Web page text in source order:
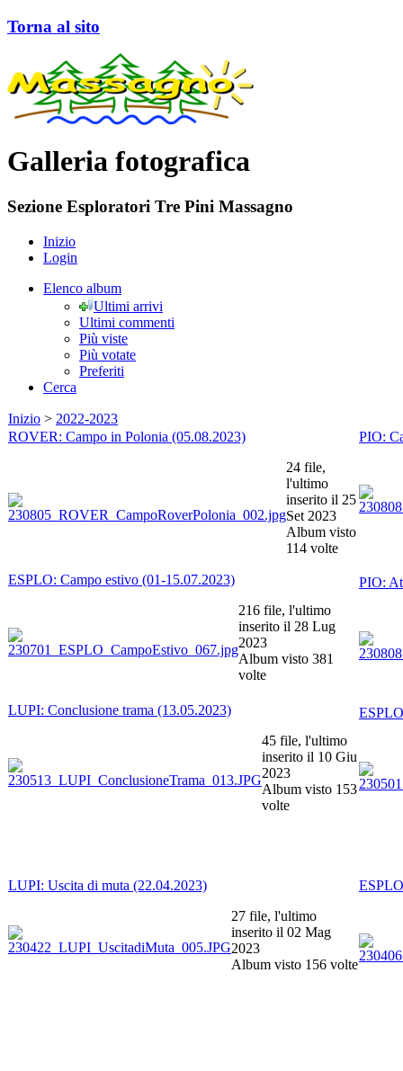
Torna al sito
Galleria fotografica
Sezione Esploratori Tre Pini Massagno
Inizio
Login
Elenco album
Ultimi arrivi
Ultimi commenti
Più viste
Più votate
Preferiti
Cerca
Inizio > 2022-2023
ROVER: Campo in Polonia (05.08.2023)
24 file,
l'ultimo
inserito il 25
Set 2023
Album visto
114 volte
PIO:
ESPLO: Campo estivo (01-15.07.2023)
216 file, l'ultimo
inserito il 28 Lug
2023
Album visto 381
volte
PIO:
LUPI: Conclusione trama (13.05.2023)
45 file, l'ultimo
inserito il 10 Giu
2023
Album visto 153
volte
LUPI: Uscita di muta (22.04.2023)
27 file, l'ultimo
inserito il 02 Mag
2023
Album visto 156 volte